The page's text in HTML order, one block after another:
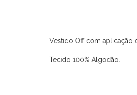
Vestido Off com aplicação
Tecido 100% Algodão.